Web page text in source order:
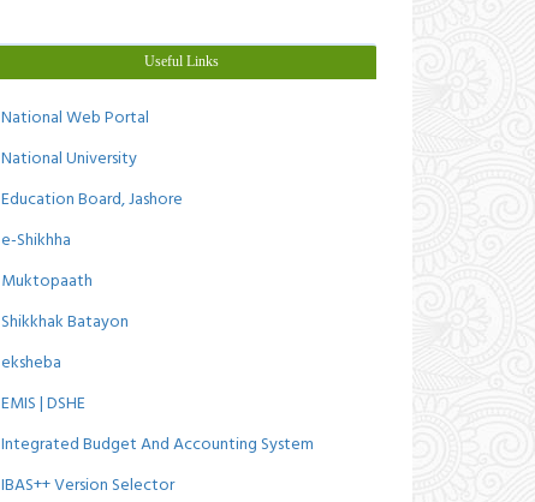
Useful Links
National Web Portal
National University
Education Board, Jashore
e-Shikhha
Muktopaath
Shikkhak Batayon
eksheba
EMIS | DSHE
Integrated Budget And Accounting System
IBAS++ Version Selector